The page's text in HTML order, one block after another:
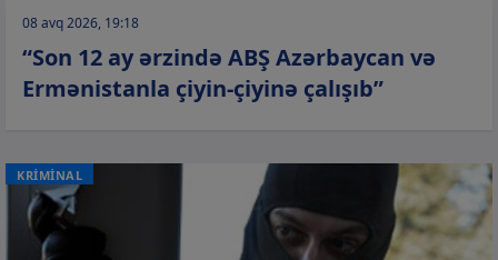
08 avq 2026, 19:18
“Son 12 ay ərzində ABŞ Azərbaycan və
Ermənistanla çiyin-çiyinə çalışıb”
KRİMİNAL